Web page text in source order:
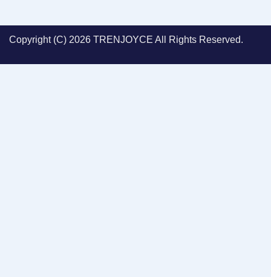
Copyright (C) 2026 TRENJOYCE All Rights Reserved.